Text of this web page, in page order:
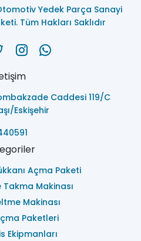
Yedek Parça Sanayi
Tüm Hakları Saklıdır
Caddesi 119/C
Eskişehir
Açma Paketi
Takma Makinası
Makinası
Paketleri
Ekipmanları